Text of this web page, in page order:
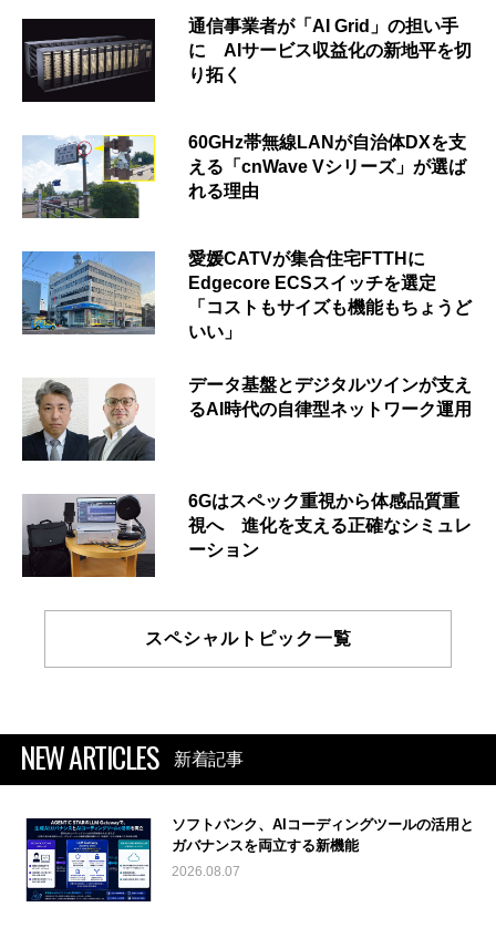
通信事業者が「AI Grid」の担い手
に AIサービス収益化の新地平を切
り拓く
60GHz帯無線LANが自治体DXを支
える「cnWave Vシリーズ」が選ば
れる理由
愛媛CATVが集合住宅FTTHに
Edgecore ECSスイッチを選定
「コストもサイズも機能もちょうど
いい」
データ基盤とデジタルツインが支え
るAI時代の自律型ネットワーク運用
6Gはスペック重視から体感品質重
視へ 進化を支える正確なシミュレ
ーション
スペシャルトピック一覧
NEW ARTICLES 新着記事
ソフトバンク、AIコーディングツールの活用と
ガバナンスを両立する新機能
2026.08.07